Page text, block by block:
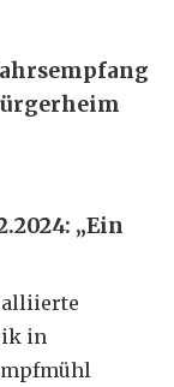
„Ein
alliierte
in